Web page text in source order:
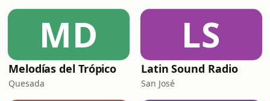
MD
Melodías del Trópico
Quesada
LS
Latin Sound Radio
San José